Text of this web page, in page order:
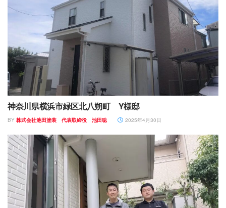
神奈川県横浜市緑区北八朔町 Y様邸
BY 株式会社池田塗装 代表取締役 池田聡 2025年4月30日